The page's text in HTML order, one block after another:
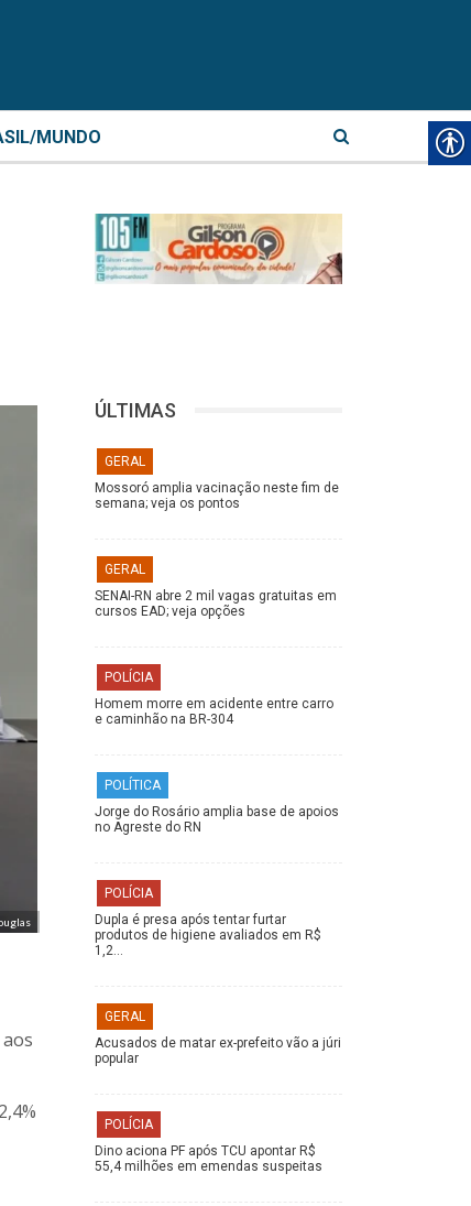
MUNDO
ÚLTIMAS
GERAL
Mossoró amplia vacinação neste fim de
semana; veja os pontos
GERAL
SENAI-RN abre 2 mil vagas gratuitas em
cursos EAD; veja opções
POLÍCIA
Homem morre em acidente entre carro
e caminhão na BR-304
POLÍTICA
Jorge do Rosário amplia base de apoios
no Agreste do RN
POLÍCIA
Dupla é presa após tentar furtar
produtos de higiene avaliados em R$
1,2…
GERAL
Acusados de matar ex-prefeito vão a júri
popular
POLÍCIA
Dino aciona PF após TCU apontar R$
55,4 milhões em emendas suspeitas